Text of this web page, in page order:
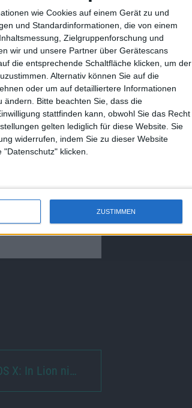
wie Cookies auf einem Gerät zu und
und Standardinformationen, die von einem
Zielgruppenforschung und
wir und unsere Partner über Gerätescans
die entsprechende Schaltfläche klicken, um der
Alternativ können Sie auf die
oder um auf detailliertere Informationen
ändern.
Bitte beachten Sie, dass die
stattfinden kann, obwohl Sie das Recht
gelten lediglich für diese Website. Sie
widerrufen, indem Sie zu dieser Website
klicken.
ZUSTIMMEN
X: In Lion ni…